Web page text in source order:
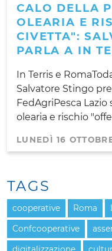
CALO DELLA
OLEARIA E
CIVETTA":
PARLA A IN
In Terris e
Salvatore Stingo
FedAgriPesca
olearia e rischio
LUNEDÌ 16
TAGS
cooperative Roma
Confcooperative
digitalizzazione